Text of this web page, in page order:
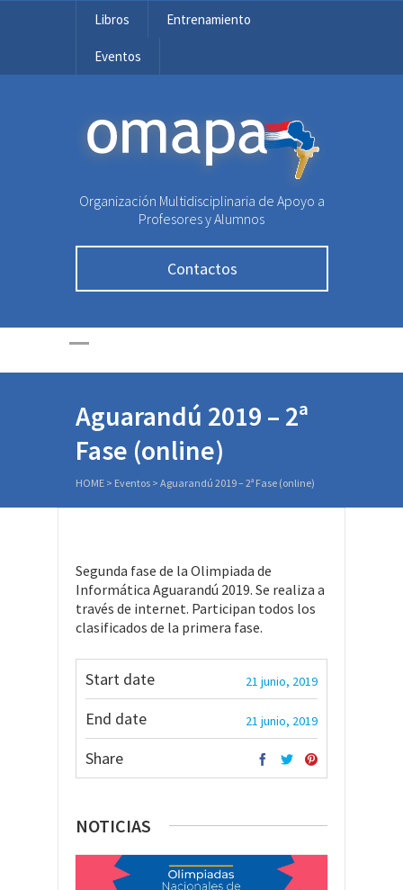
Libros Entrenamiento
Eventos
OMAPA
Organización Multidisciplinaria de Apoyo a
Profesores y Alumnos
Contactos
Aguarandú 2019 – 2ª
Fase (online)
HOME > Eventos > Aguarandú 2019 – 2ª Fase (online)
Segunda fase de la Olimpiada de
Informática Aguarandú 2019. Se realiza a
través de internet. Participan todos los
clasificados de la primera fase.
Start date 21 junio, 2019
End date 21 junio, 2019
Share
NOTICIAS